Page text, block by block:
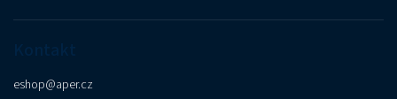
eshop@aper.cz